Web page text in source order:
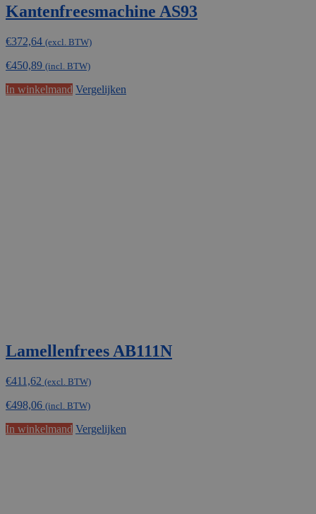
Kantenfreesmachine AS93
€372,64 (excl. BTW)
€450,89 (incl. BTW)
In winkelmand Vergelijken
Lamellenfrees AB111N
€411,62 (excl. BTW)
€498,06 (incl. BTW)
In winkelmand Vergelijken